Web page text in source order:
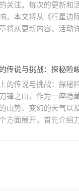
关注。每次的更新和
。本文将从《行星边
将从更新内容、活动
传说与挑战：探秘险
上的传说与挑战：探
锋之山，作为一座隐
山势、变幻的天气以
方面展开，首先介绍